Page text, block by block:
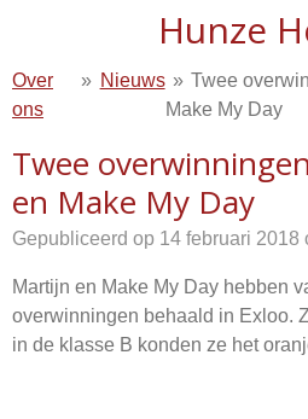
naar
de
Hunze
Over
ons
» Nieuws » Twee
Make My Day
Twee
en Make My Day
Gepubliceerd op 14 februari 2018
Martijn en Make My Day hebben
overwinningen behaald in Exloo.
in de klasse B konden ze het